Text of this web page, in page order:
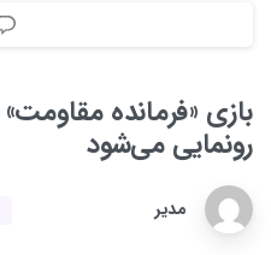
بازی «فرمانده مقاومت»
رونمایی می‌شود
مدیر